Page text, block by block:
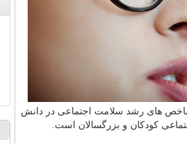
های رشد سلامت اجتماعی در دانش
کودکان و بزرگسالان است.